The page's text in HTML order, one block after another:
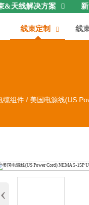
&天线解决方案 
线束定制  线
缆组件/ 美国电源线(US
‹